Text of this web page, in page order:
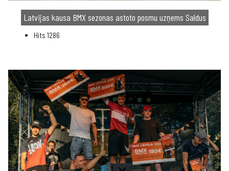
Latvijas kausa BMX sezonas astoto posmu uzņems Saldus
Hits 1286